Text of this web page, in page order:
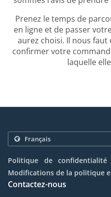
Prenez le temps de
en ligne et de passer
aurez choisi. Il nous
confirmer votre
laquelle
Politique de confidentialité
Modifications de la politique
Contactez-nous